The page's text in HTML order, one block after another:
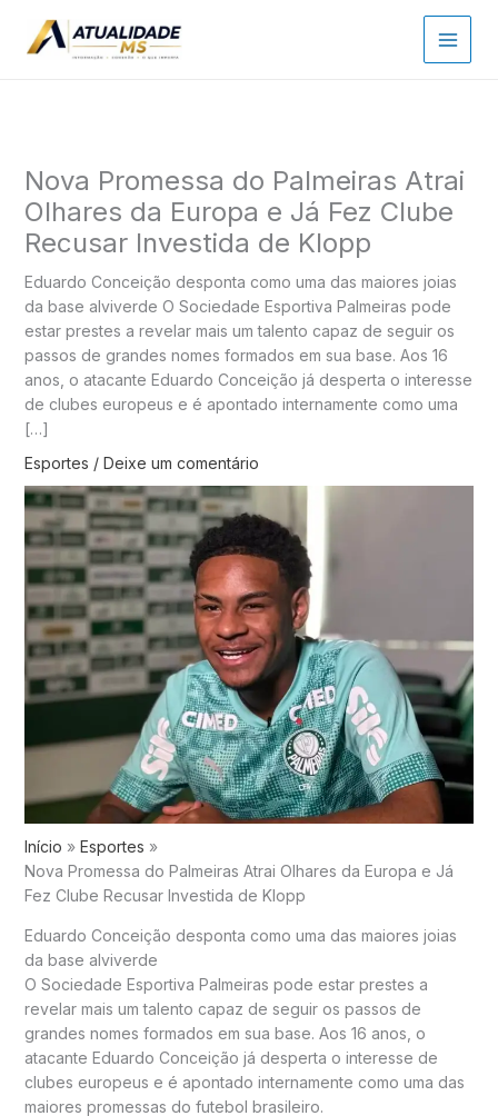
Nova Promessa do Palmeiras Atrai
Olhares da Europa e Já Fez Clube
Recusar Investida de Klopp
Eduardo Conceição desponta como uma das maiores joias
da base alviverde O Sociedade Esportiva Palmeiras pode
estar prestes a revelar mais um talento capaz de seguir os
passos de grandes nomes formados em sua base. Aos 16
anos, o atacante Eduardo Conceição já desperta o interesse
de clubes europeus e é apontado internamente como uma
[…]
Esportes / Deixe um comentário
Início
Esportes
Nova Promessa do Palmeiras Atrai Olhares da Europa e Já
Fez Clube Recusar Investida de Klopp
Eduardo Conceição desponta como uma das maiores joias
da base alviverde
O Sociedade Esportiva Palmeiras pode estar prestes a
revelar mais um talento capaz de seguir os passos de
grandes nomes formados em sua base. Aos 16 anos, o
atacante Eduardo Conceição já desperta o interesse de
clubes europeus e é apontado internamente como uma das
maiores promessas do futebol brasileiro.